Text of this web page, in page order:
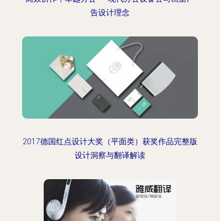
告设计理念
2017德国红点设计大奖（平面类）获奖作品完整版
设计洞察与翻译解读